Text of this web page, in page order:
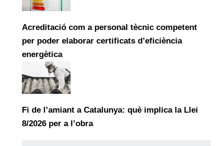
Acreditació com a personal tècnic competent
per poder elaborar certificats d’eficiència
energètica
Fi de l’amiant a Catalunya: què implica la Llei
8/2026 per a l’obra